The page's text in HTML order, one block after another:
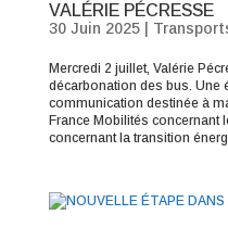
VALÉRIE PÉCRESSE
30 Juin 2025|
Mercredi 2 juillet, Valérie
décarbonation des bus. Une
communication destinée à
France Mobilités concernant
concernant la transition